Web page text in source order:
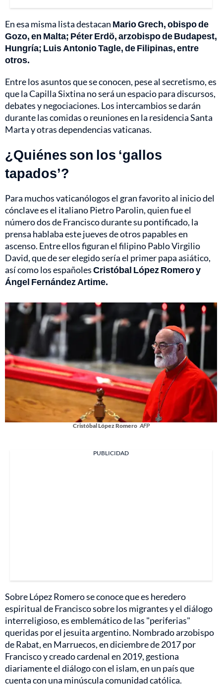
En esa misma lista destacan Mario Grech, obispo de
Gozo, en Malta; Péter Erdö, arzobispo de Budapest,
Hungría; Luis Antonio Tagle, de Filipinas, entre
otros.
Entre los asuntos que se conocen, pese al secretismo, es
que la Capilla Sixtina no será un espacio para discursos,
debates y negociaciones. Los intercambios se darán
durante las comidas o reuniones en la residencia Santa
Marta y otras dependencias vaticanas.
¿Quiénes son los ‘gallos
tapados’?
Para muchos vaticanólogos el gran favorito al inicio del
cónclave es el italiano Pietro Parolin, quien fue el
número dos de Francisco durante su pontificado, la
prensa hablaba este jueves de otros papables en
ascenso. Entre ellos figuran el filipino Pablo Virgilio
David, que de ser elegido sería el primer papa asiático,
así como los españolesCristóbal López Romero y
Ángel Fernández Artime.
Cristóbal López Romero AFP
PUBLICIDAD
Sobre López Romero se conoce que es heredero
espiritual de Francisco sobre los migrantes y el diálogo
interreligioso, es emblemático de las "periferias"
queridas por el jesuita argentino. Nombrado arzobispo
de Rabat, en Marruecos, en diciembre de 2017 por
Francisco y creado cardenal en 2019, gestiona
diariamente el diálogo con el islam, en un país que
cuenta con una minúscula comunidad católica.